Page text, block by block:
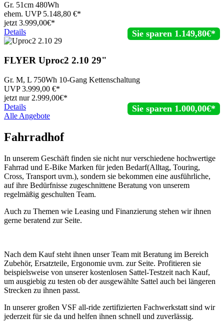
Gr. 51cm 480Wh
ehem. UVP 5.148,80 €*
jetzt3.999,00€*
Sie sparen 1.149,80€*
Details
FLYER Uproc2 2.10 29"
Gr. M, L 750Wh 10-Gang Kettenschaltung
UVP3.999,00 €*
jetzt nur 2.999,00€*
Sie sparen 1.000,00€*
Details
Alle Angebote
Fahrradhof
In unserem Geschäft finden sie nicht nur verschiedene hochwertige
Fahrrad und E-Bike Marken für jeden Bedarf(Alltag, Touring,
Cross, Transport uvm.), sondern sie bekommen eine ausführliche,
auf ihre Bedürfnisse zugeschnittene Beratung von unserem
regelmäßig geschulten Team.
Auch zu Themen wie Leasing und Finanzierung stehen wir ihnen
gerne beratend zur Seite.
Nach dem Kauf steht ihnen unser Team mit Beratung im Bereich
Zubehör, Ersatzteile, Ergonomie uvm. zur Seite. Profitieren sie
beispielsweise von unserer kostenlosen Sattel-Testzeit nach Kauf,
um ausgiebig zu testen ob der ausgewählte Sattel auch bei längeren
Strecken zu ihnen passt.
In unserer großen VSF all-ride zertifizierten Fachwerkstatt sind wir
jederzeit für sie da und helfen ihnen schnell und zuverlässig.